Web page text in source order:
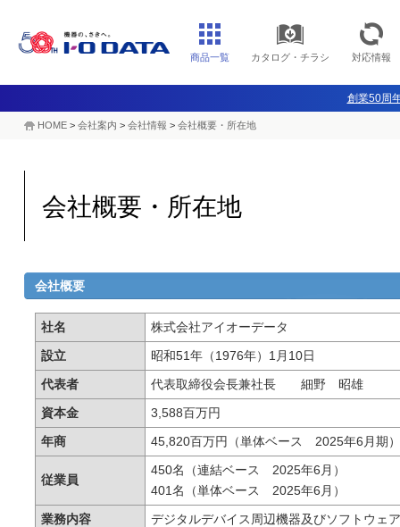
商品一覧 カタログ・チラシ 対応情報
創業50周
HOME > 会社案内 > 会社情報 > 会社概要・所在地
会社概要・所在地
会社概要
社名
株式会社アイオーデータ
設立
昭和51年（1976年）1月10日
代表者
代表取締役会長兼社長 細野 昭雄
資本金
3,588百万円
年商
45,820百万円（単体ベース 2025年6月期）
従業員
450名（連結ベース 2025年6月）
401名（単体ベース 2025年6月）
業務内容
デジタルデバイス周辺機器及びソフトウェ